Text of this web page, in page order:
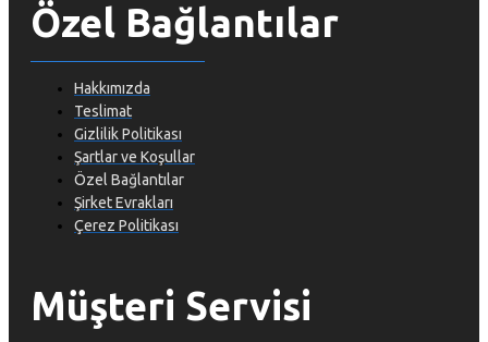
Özel Bağlantılar
Hakkımızda
Teslimat
Gizlilik Politikası
Şartlar ve Koşullar
Özel Bağlantılar
Şirket Evrakları
Çerez Politikası
Müşteri Servisi